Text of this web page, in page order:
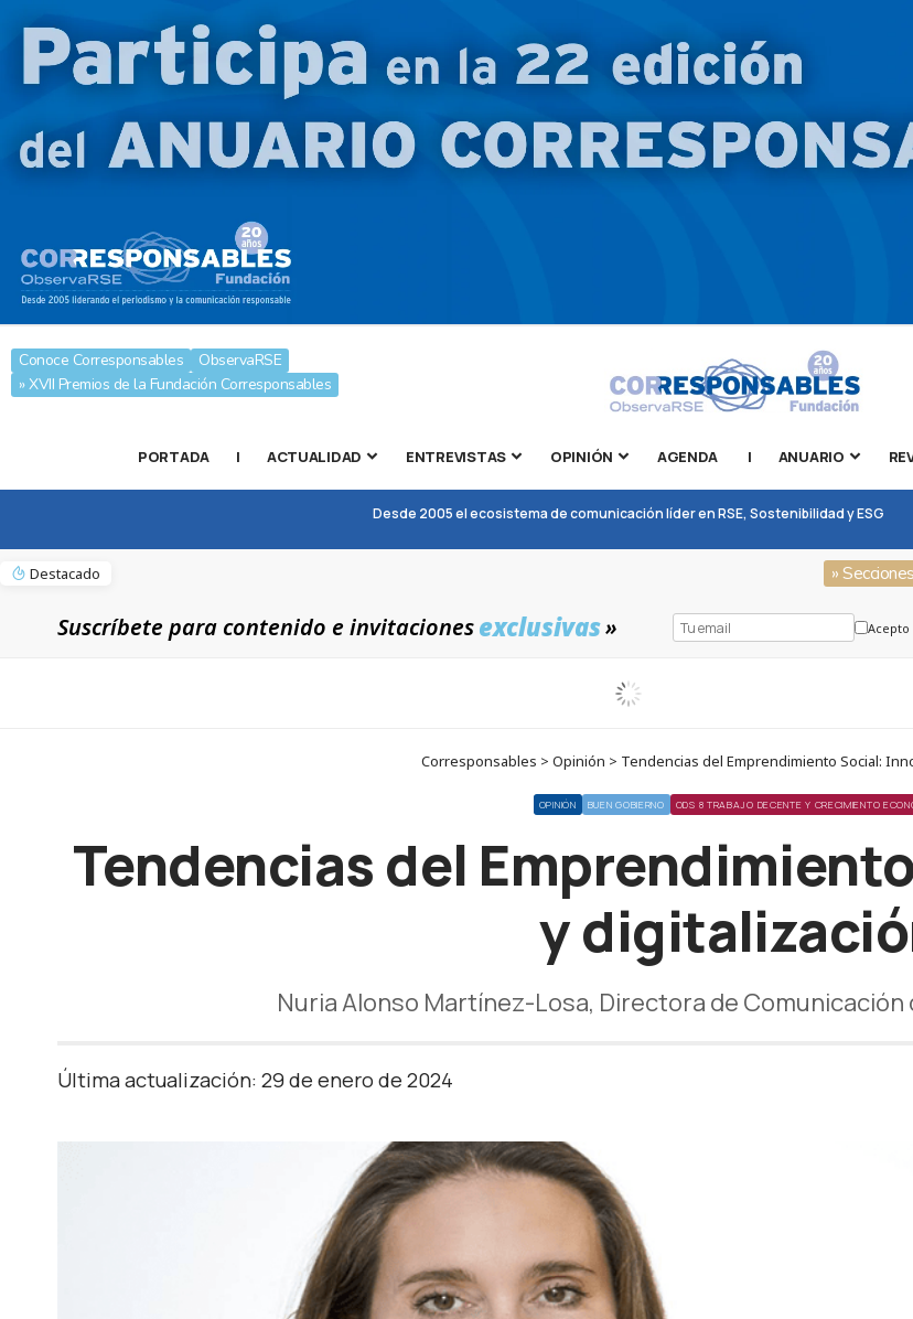
Conoce Corresponsables
ObservaRSE
» XVII Premios de la Fundación Corresponsables
PORTADA | ACTUALIDAD ENTREVISTAS OPINIÓN AGENDA | ANUARIO
Desde 2005 el ecosistema de comunicación líder en RSE, Sostenibilidad y ESG
Destacado »
Suscríbete para contenido e invitacionesexclusivas»
Corresponsables > Opinión > Tendencias del Emprendimiento Social:
OPINIÓN BUEN GOBIERNO ODS 8 TRABAJO DECENTE Y CRECIMIENTO
Tendencias del
y
Nuria Alonso Martínez-Losa, Directora de Comunicación
Última actualización: 29 de enero de 2024